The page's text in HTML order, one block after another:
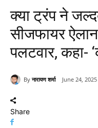
क्या ट्रंप ने
सीजफायर
पलटवार, कहा-
By नारायण शर्मा June 24, 2025
Share